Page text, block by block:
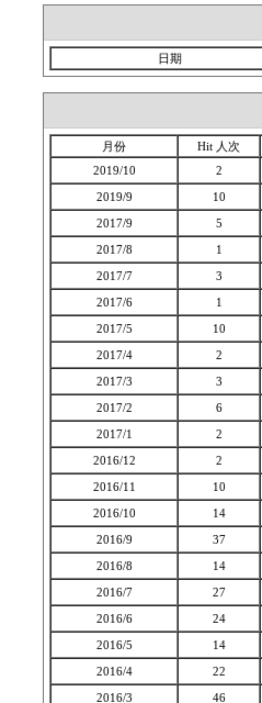
日期
月份
Hit 人次
2019/10
2
2019/9
10
2017/9
5
2017/8
1
2017/7
3
2017/6
1
2017/5
10
2017/4
2
2017/3
3
2017/2
6
2017/1
2
2016/12
2
2016/11
10
2016/10
14
2016/9
37
2016/8
14
2016/7
27
2016/6
24
2016/5
14
2016/4
22
2016/3
46